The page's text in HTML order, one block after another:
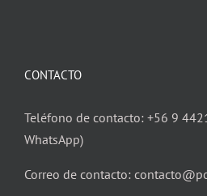
CONTACTO
Teléfono de contacto: +56 9
WhatsApp)
Correo de contacto: